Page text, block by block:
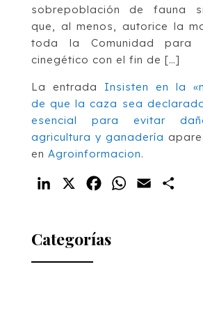
sobrepoblación de fauna
que, al menos, autorice la
toda la Comunidad para
cinegético con el fin de […]
La entrada Insisten en la
de que la caza sea
esencial para evitar
agricultura y ganadería
en Agroinformacion.
LinkedIn FacebookWhatsApp
Email
Categorías